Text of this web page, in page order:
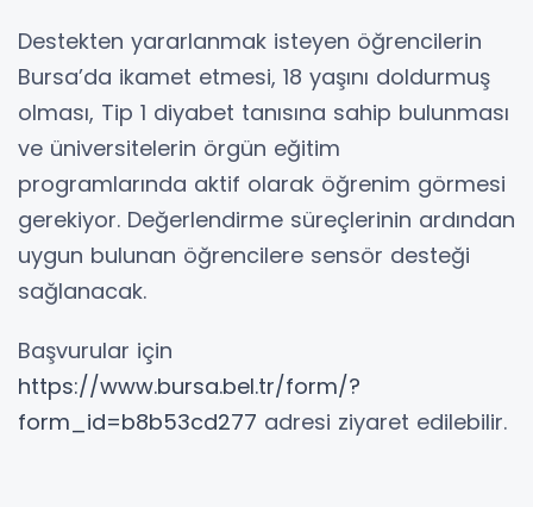
Destekten yararlanmak isteyen öğrencilerin
Bursa’da ikamet etmesi, 18 yaşını doldurmuş
olması, Tip 1 diyabet tanısına sahip bulunması
ve üniversitelerin örgün eğitim
programlarında aktif olarak öğrenim görmesi
gerekiyor. Değerlendirme süreçlerinin ardından
uygun bulunan öğrencilere sensör desteği
sağlanacak.
Başvurular için
https://www.bursa.bel.tr/form/?
form_id=b8b53cd277 adresi ziyaret edilebilir.